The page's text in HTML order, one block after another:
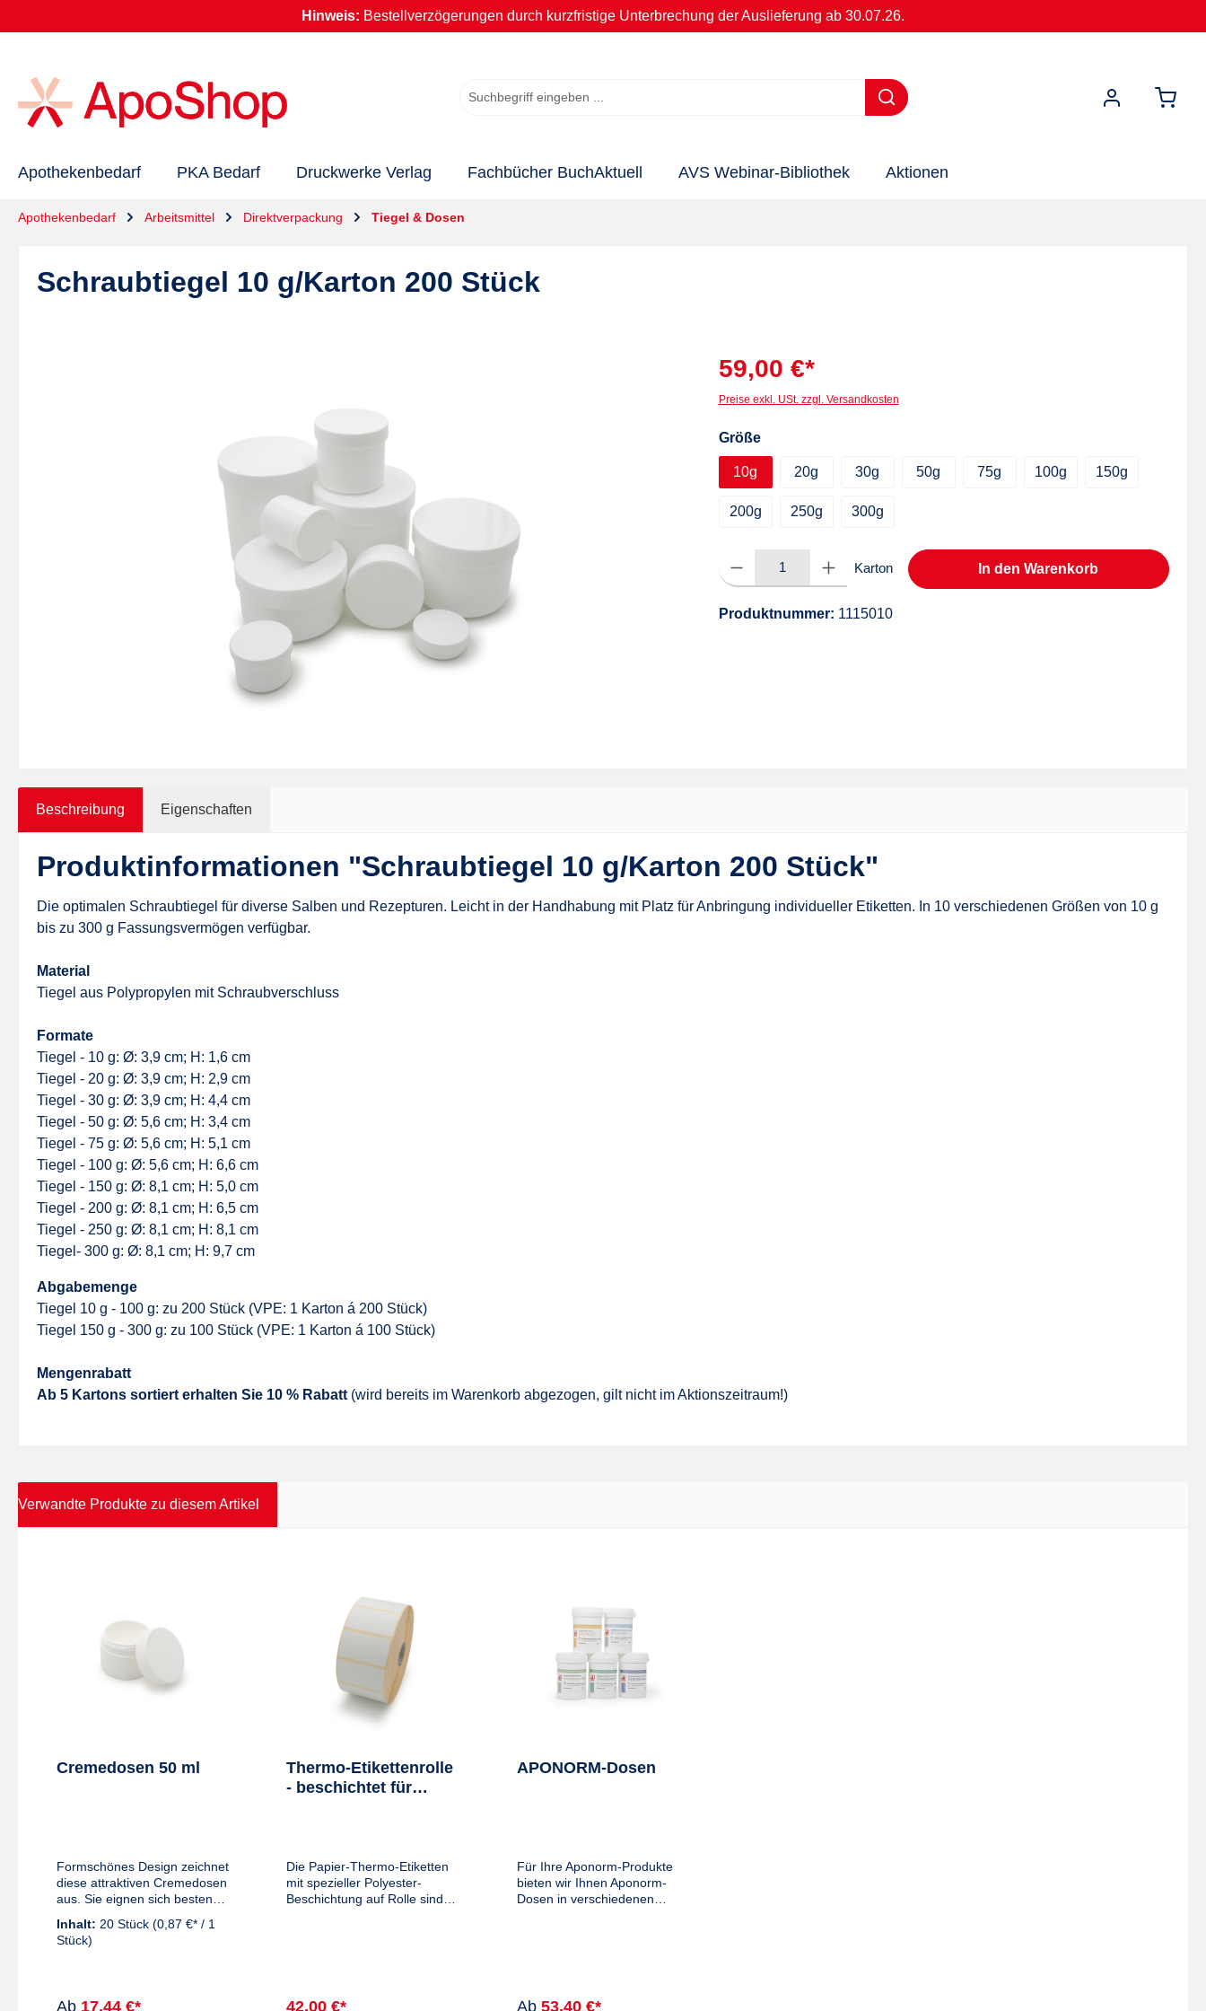
Hinweis: Bestellverzögerungen durch kurzfristige Unterbrechung der Auslieferung ab 30.07.26.
Apothekenbedarf PKA Bedarf Druckwerke Verlag Fachbücher BuchAktuell AVS Webinar-Bibliothek Aktionen
Apothekenbedarf Arbeitsmittel Direktverpackung Tiegel & Dosen
Schraubtiegel 10 g/Karton 200 Stück
59,00 €*
Preise exkl. USt. zzgl. Versandkosten
Größeauswählen
10g 20g 30g 50g 75g 100g 150g
200g 250g 300g
Produkt Anzahl: Gib den gewünschten Wert ein oder benutze die Schaltflächen um die Anzahl zu
Karton In den Warenkorb
Produktnummer: 1115010
Beschreibung Eigenschaften
Produktinformationen "Schraubtiegel 10 g/Karton 200 Stück"
Die optimalen Schraubtiegel für diverse Salben und Rezepturen. Leicht in der Handhabung mit Platz für Anbringung individueller Etiketten. In 10 verschiedenen Größen von 10 g
bis zu 300 g Fassungsvermögen verfügbar.
Material
Tiegel aus Polypropylen mit Schraubverschluss
Formate
Tiegel - 10 g: Ø: 3,9 cm; H: 1,6 cm
Tiegel - 20 g: Ø: 3,9 cm; H: 2,9 cm
Tiegel - 30 g: Ø: 3,9 cm; H: 4,4 cm
Tiegel - 50 g: Ø: 5,6 cm; H: 3,4 cm
Tiegel - 75 g: Ø: 5,6 cm; H: 5,1 cm
Tiegel - 100 g: Ø: 5,6 cm; H: 6,6 cm
Tiegel - 150 g: Ø: 8,1 cm; H: 5,0 cm
Tiegel - 200 g: Ø: 8,1 cm; H: 6,5 cm
Tiegel - 250 g: Ø: 8,1 cm; H: 8,1 cm
Tiegel- 300 g: Ø: 8,1 cm; H: 9,7 cm
Abgabemenge
Tiegel 10 g - 100 g: zu 200 Stück (VPE: 1 Karton á 200 Stück)
Tiegel 150 g - 300 g: zu 100 Stück (VPE: 1 Karton á 100 Stück)
Mengenrabatt
Ab 5 Kartons sortiert erhalten Sie 10 % Rabatt (wird bereits im Warenkorb abgezogen, gilt nicht im Aktionszeitraum!)
Verwandte Produkte zu diesem Artikel
Cremedosen 50 ml
Formschönes Design zeichnet
diese attraktiven Cremedosen
aus. Sie eignen sich bestens
Ihnen selbsthergestellten
Cremen.Nennvolumen: 50
Inhalt: 20 Stück (0,87 €* / 1
Stück)
Ab 17,44 €*
Thermo-Etikettenrolle
- beschichtet für
Die Papier-Thermo-Etiketten
mit spezieller Polyester-
Beschichtung auf Rolle sind
42,00 €*
APONORM-Dosen
Für Ihre Aponorm-Produkte
bieten wir Ihnen Aponorm-
Dosen in verschiedenen
Ab 53,40 €*